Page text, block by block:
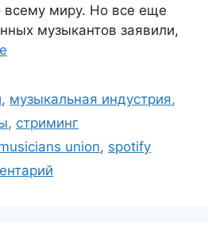
всему миру. Но все еще
музыкантов заявили,
, музыкальная индустрия,
, стриминг
union, spotify